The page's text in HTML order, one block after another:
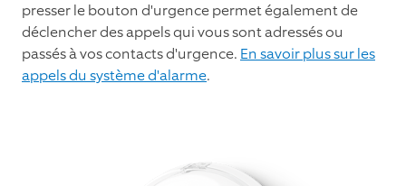
presser le bouton d'urgence permet également de
déclencher des appels qui vous sont adressés ou
passés à vos contacts d'urgence. En savoir plus sur les
appels du système d'alarme.